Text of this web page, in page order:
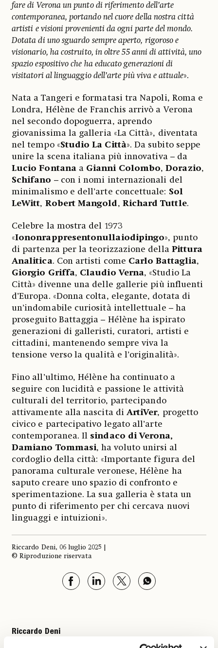
fare di Verona un punto di riferimento dell’arte
contemporanea, portando nel cuore della nostra città
artisti e visioni provenienti da ogni parte del mondo.
Dotata di uno sguardo sempre aperto, rigoroso e
visionario, ha costruito, in oltre 55 anni di attività, uno
spazio espositivo che ha educato generazioni di
visitatori al linguaggio dell’arte più viva e attuale».
Nata a Tangeri e formatasi tra Napoli, Roma e
Londra, Hélène de Franchis arrivò a Verona
nel secondo dopoguerra, aprendo
giovanissima la galleria «La Città», diventata
nel tempo «Studio La Città». Da subito seppe
unire la scena italiana più innovativa – da
Lucio Fontanaa Gianni Colombo,Dorazio,
Schifano – con i nomi internazionali del
minimalismo e dell’arte concettuale: Sol
LeWitt, Robert Mangold, Richard Tuttle.
Celebre la mostra del 1973
«Iononrappresentonullaiodipingo», punto
di partenza per la teorizzazione della Pittura
Analitica. Con artisti come Carlo Battaglia,
Giorgio Griffa, Claudio Verna, «Studio La
Città» divenne una delle gallerie più influenti
d’Europa. «Donna colta, elegante, dotata di
un’indomabile curiosità intellettuale – ha
proseguito Battaggia – Hélène ha ispirato
generazioni di galleristi, curatori, artisti e
cittadini, mantenendo sempre viva la
tensione verso la qualità e l’originalità».
Fino all’ultimo, Hélène ha continuato a
seguire con lucidità e passione le attività
culturali del territorio, partecipando
attivamente alla nascita di ArtiVer, progetto
civico e partecipativo legato all’arte
contemporanea. Il sindaco di Verona,
Damiano Tommasi, ha voluto unirsi al
cordoglio della città: «Importante figura del
panorama culturale veronese, Hélène ha
saputo creare uno spazio di confronto e
sperimentazione. La sua galleria è stata un
punto di riferimento per chi cercava nuovi
linguaggi e intuizioni».
Riccardo Deni, 06 luglio 2025 |
© Riproduzione riservata
Riccardo Deni